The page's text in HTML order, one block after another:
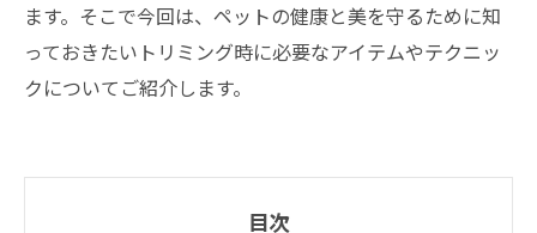
ます。そこで今回は、ペットの健康と美を守るために知
っておきたいトリミング時に必要なアイテムやテクニッ
クについてご紹介します。
目次